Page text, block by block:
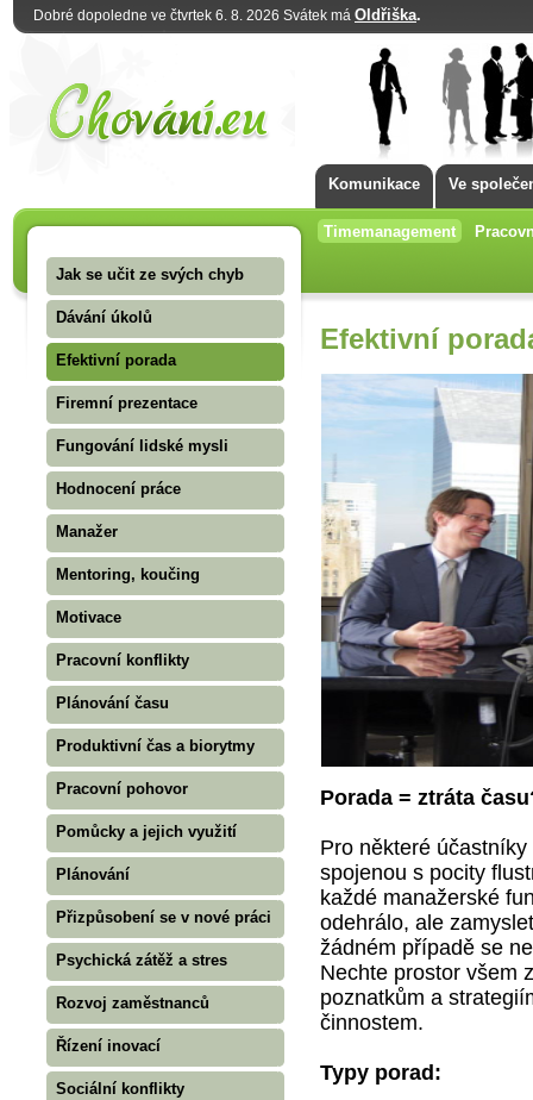
Dobré dopoledne ve čtvrtek 6. 8. 2026 Svátek má Oldřiška.
Komunikace Ve
Timemanagement
Jak se učit ze svých chyb
Dávání úkolů
Efektivní porada
Firemní prezentace
Fungování lidské mysli
Hodnocení práce
Manažer
Mentoring, koučing
Motivace
Pracovní konflikty
Plánování času
Produktivní čas a biorytmy
Pracovní pohovor
Pomůcky a jejich využití
Plánování
Přizpůsobení se v nové práci
Psychická zátěž a stres
Rozvoj zaměstnanců
Řízení inovací
Sociální konflikty
Efektivní
Porada = ztráta
Pro některé
spojenou s pocity
každé manažerské
odehrálo, ale
žádném případě se
Nechte prostor všem
poznatkům a
činnostem.
Typy porad: